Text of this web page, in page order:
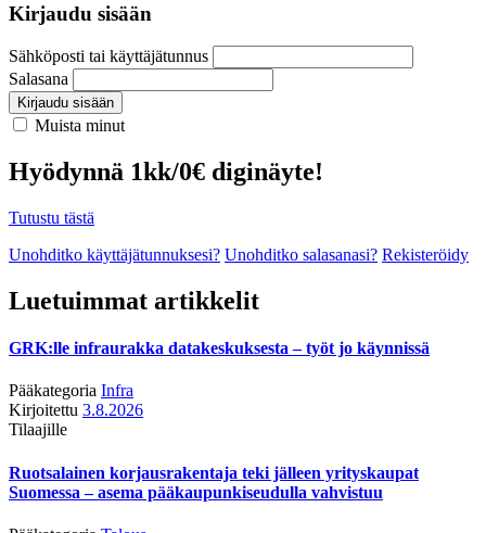
Kirjaudu sisään
Sähköposti tai käyttäjätunnus
Salasana
Kirjaudu sisään
Muista minut
Hyödynnä 1kk/0€ diginäyte!
Tutustu tästä
Unohditko käyttäjätunnuksesi? Unohditko salasanasi? Rekisteröidy
Luetuimmat artikkelit
GRK:lle infraurakka datakeskuksesta – työt jo käynnissä
Pääkategoria Infra
Kirjoitettu 3.8.2026
Tilaajille
Ruotsalainen korjausrakentaja teki jälleen yrityskaupat
Suomessa – asema pääkaupunkiseudulla vahvistuu